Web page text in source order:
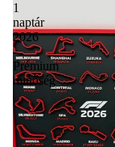
1
naptár
2026
-
Prémium
minőség